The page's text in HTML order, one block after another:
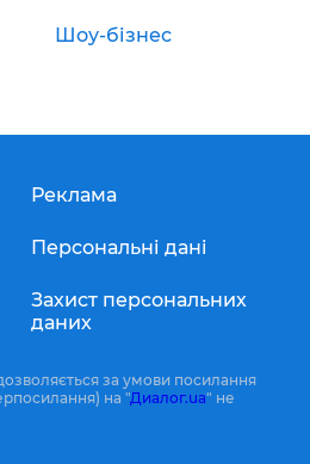
Шоу-бізнес
Реклама
Персональні дані
Захист персональних
даних
за умови посилання
на "Диалог.ua" не